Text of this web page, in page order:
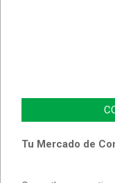
Tu Mercado de